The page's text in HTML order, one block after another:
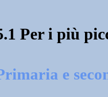
Per i più
e